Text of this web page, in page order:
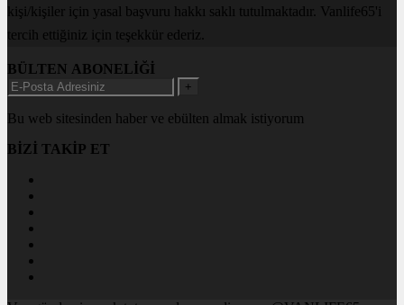
kişi/kişiler için yasal başvuru hakkı saklı tutulmaktadır. Vanlife65'i
tercih ettiğiniz için teşekkür ederiz.
BÜLTEN ABONELİĞİ
+
Bu web sitesinden haber ve ebülten almak istiyorum
BİZİ TAKİP ET